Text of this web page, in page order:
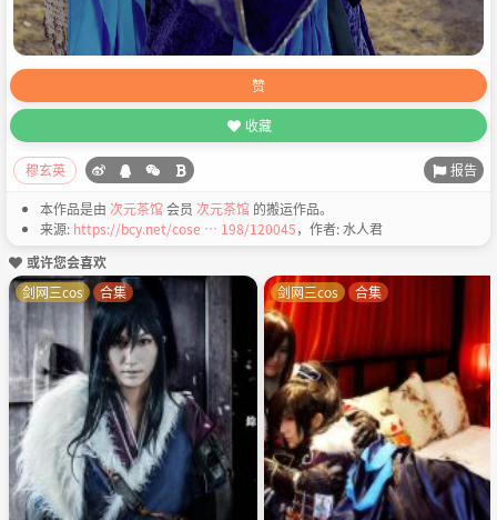
赞
收藏
穆玄英 报告
本作品是由 次元茶馆会员 次元茶馆 的搬运作品。
来源: https://bcy.net/cose … 198/120045，作者: 水人君
或许您会喜欢
剑网三cos
合集 剑网三cos 合集